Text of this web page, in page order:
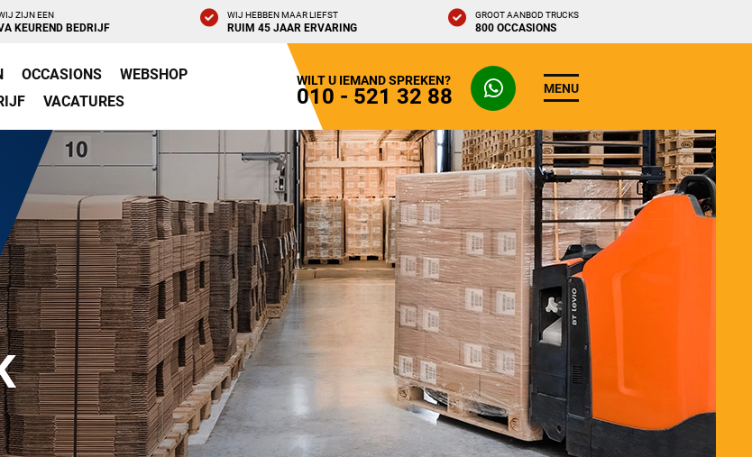
ZIJN EEN
KEUREND BEDRIJF
WIJ HEBBEN MAAR LIEFST
RUIM 45 JAAR ERVARING
GROOT AANBOD TRUCKS
800 OCCASIONS
OCCASIONS
WEBSHOP
VACATURES
WILT U IEMAND SPREKEN?
010 - 521 32 88 MENU